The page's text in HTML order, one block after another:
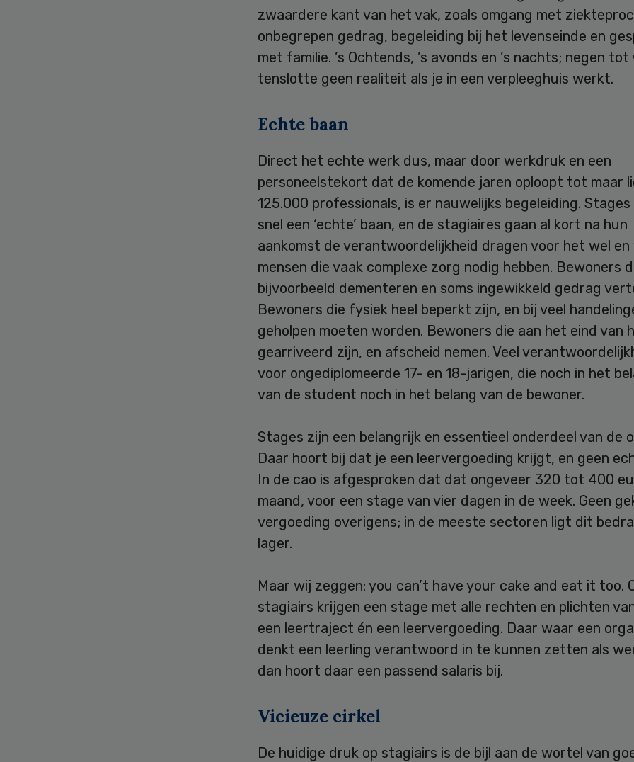
zwaardere kant van het vak, zoals omgang met
onbegrepen gedrag, begeleiding bij het levenseinde en
met familie. ’s Ochtends, ’s avonds en ’s nachts; negen tot
tenslotte geen realiteit als je in een verpleeghuis werkt.
Echte baan
Direct het echte werk dus, maar door werkdruk en een
personeelstekort dat de komende jaren oploopt tot maar
125.000 professionals, is er nauwelijks begeleiding.
snel een ‘echte’ baan, en de stagiaires gaan al kort na hun
aankomst de verantwoordelijkheid dragen voor het wel en
mensen die vaak complexe zorg nodig hebben. Bewoners
bijvoorbeeld dementeren en soms ingewikkeld gedrag
Bewoners die fysiek heel beperkt zijn, en bij veel
geholpen moeten worden. Bewoners die aan het eind van
gearriveerd zijn, en afscheid nemen. Veel
voor ongediplomeerde 17- en 18-jarigen, die noch in het
van de student noch in het belang van de bewoner.
Stages zijn een belangrijk en essentieel onderdeel van de
Daar hoort bij dat je een leervergoeding krijgt, en geen
In de cao is afgesproken dat dat ongeveer 320 tot 400
maand, voor een stage van vier dagen in de week. Geen
vergoeding overigens; in de meeste sectoren ligt dit
lager.
Maar wij zeggen: you can’t have your cake and eat it too.
stagiairs krijgen een stage met alle rechten en plichten
een leertraject én een leervergoeding. Daar waar een
denkt een leerling verantwoord in te kunnen zetten als
dan hoort daar een passend salaris bij.
Vicieuze cirkel
De huidige druk op stagiairs is de bijl aan de wortel van